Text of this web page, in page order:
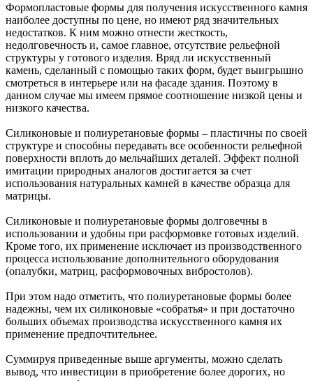
Формопластовые формы для получения искусственного камня
наиболее доступны по цене, но имеют ряд значительных
недостатков. К ним можно отнести жесткость,
недолговечность и, самое главное, отсутствие рельефной
структуры у готового изделия. Вряд ли искусственный
камень, сделанный с помощью таких форм, будет выигрышно
смотреться в интерьере или на фасаде здания. Поэтому в
данном случае мы имеем прямое соотношение низкой цены и
низкого качества.
Силиконовые и полиуретановые формы – пластичны по своей
структуре и способны передавать все особенности рельефной
поверхности вплоть до мельчайших деталей. Эффект полной
имитации природных аналогов достигается за счет
использования натуральных камней в качестве образца для
матрицы.
Силиконовые и полиуретановые формы долговечны в
использовании и удобны при расформовке готовых изделий.
Кроме того, их применение исключает из производственного
процесса использование дополнительного оборудования
(опалубки, матриц, расформовочных вибростолов).
При этом надо отметить, что полиуретановые формы более
надежны, чем их силиконовые «собратья» и при достаточно
больших объемах производства искусственного камня их
применение предпочтительнее.
Суммируя приведенные выше аргументы, можно сделать
вывод, что инвестиции в приобретение более дорогих, но